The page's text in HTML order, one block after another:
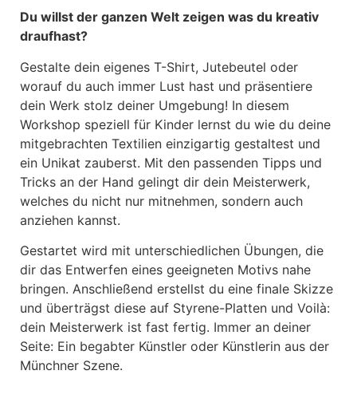
Du willst der ganzen Welt zeigen was du kreativ
draufhast?
Gestalte dein eigenes T-Shirt, Jutebeutel oder
worauf du auch immer Lust hast und präsentiere
dein Werk stolz deiner Umgebung! In diesem
Workshop speziell für Kinder lernst du wie du deine
mitgebrachten Textilien einzigartig gestaltest und
ein Unikat zauberst. Mit den passenden Tipps und
Tricks an der Hand gelingt dir dein Meisterwerk,
welches du nicht nur mitnehmen, sondern auch
anziehen kannst.
Gestartet wird mit unterschiedlichen Übungen, die
dir das Entwerfen eines geeigneten Motivs nahe
bringen. Anschließend erstellst du eine finale Skizze
und überträgst diese auf Styrene-Platten und Voilà:
dein Meisterwerk ist fast fertig. Immer an deiner
Seite: Ein begabter Künstler oder Künstlerin aus der
Münchner Szene.